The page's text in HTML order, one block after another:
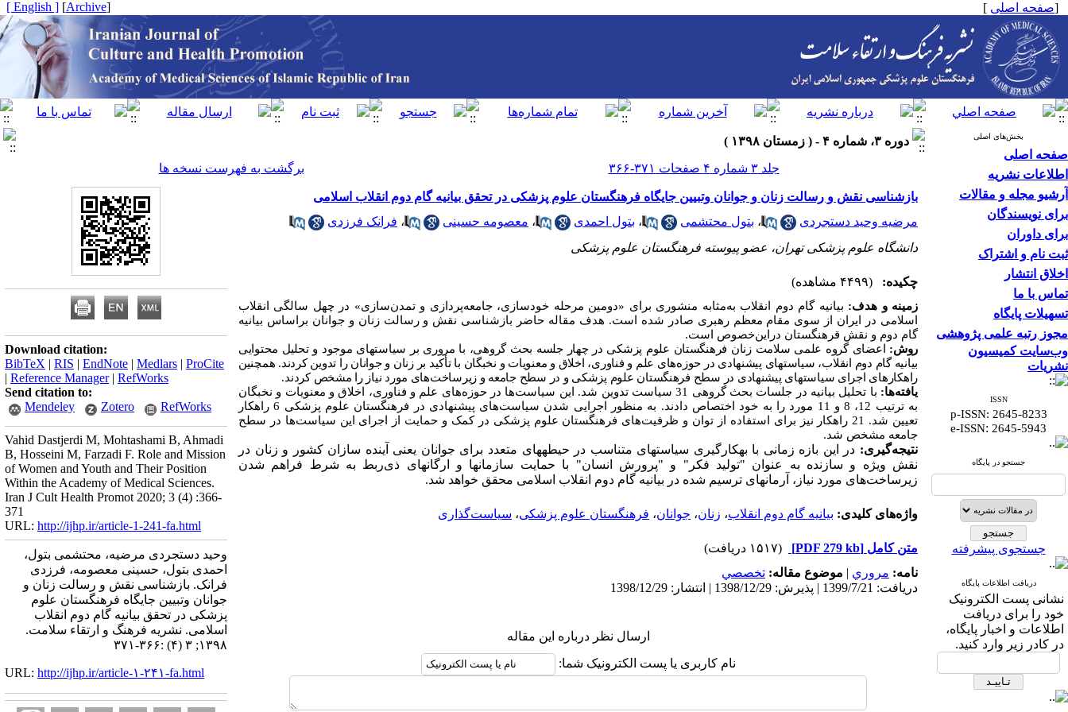
[صفحه اصلی ]
[
Archive
]
[ English ]
بخش‌های اصلی
صفحه اصلی
اطلاعات نشریه
آرشیو مجله و مقالات
برای نویسندگان
برای داوران
ثبت نام و اشتراک
اخلاق انتشار
تماس با ما
تسهیلات پایگاه
مجوز رتبه علمی پژوهشی
وب‌سایت کمیسیون
نشریات
ISSN
p-ISSN: 2645-8233
e-ISSN: 2645-5943
جستجو در پایگاه
جستجوی پیشرفته
دریافت اطلاعات پایگاه
نشانی پست الکترونیک
خود را برای دریافت
اطلاعات و اخبار پایگاه،
در کادر زیر وارد کنید.
دوره ۳، شماره ۴ - ( زمستان ۱۳۹۸ )
جلد ۳ شماره ۴ صفحات ۳۷۱-۳۶۶
برگشت به فهرست نسخه ها
بازشناسی نقش و رسالت زنان و جوانان وتبیین جایگاه فرهنگستان علوم پزشکی در تحقق بیانیه گام دوم انقلاب اسلامی
مرضیه وحید دستجردی
، بتول محتشمی ، بتول احمدی ، معصومه حسینی ، فرانک فرزدی
دانشگاه علوم پزشکی تهران، عضو پیوسته فرهنگستان علوم پزشکی
چکیده: (۴۴۹۹ مشاهده)
زمینه و هدف: بیانیه گام دوم انقلاب به‌مثابه منشوری برای «دومین مرحله خودسازی، جامعه‌پردازی و تمدن‌سازی» در چهل سالگی انقلاب
اسلامی در ایران از سوی مقام معظم رهبری صادر شده ‌است. هدف مقاله حاضر بازشناسی نقش و رسالت زنان و جوانان براساس بیانیه
گام دوم و نقش قرهنگستان دراین‌خصوص است.
روش:
اعضای گروه علمی سلامت زنان فرهنگستان علوم پزشکی در چهار جلسه بحث گروهی، با مروری بر سیاست­های موجود و تحلیل محتوایی
بیانیه گام دوم انقلاب، سیاست­های پیشنهادی در حوزه‌های علم و فناوری، اخلاق و معنویات و نخبگان با تأکید بر زنان و جوانان را تدوین کردند. همچنین
راهکارهای اجرای سیاست­های پیشنهادی در سطح فرهنگستان علوم پزشکی و در سطح جامعه و زیرساخت‌های مورد نیاز را مشخص کردند.
یافته‌ها:
با تحلیل بیانیه در جلسات بحث گروهی 31 سیاست تدوین شد. این سیاست‌ها در حوزه‌های علم و فناوری، اخلاق و معنویات و نخبگان
به ترتیب 12، 8 و 11 مورد را به خود اختصاص دادند. به منظور اجرایی شدن سیاست‌های پیشنهادی در فرهنگستان علوم پزشکی 6 راهکار
تعیین شد. 21 راهکار نیز برای استفاده از توان و ظرفیت‌های فرهنگستان علوم پزشکی در کمک و حمایت از اجرای این سیاست‌ها در سطح
جامعه مشخص شد.
نتیجه‌گیری: در این بازه زمانی با به­کارگیری سیاست­های متناسب در حیطه­های متعدد برای جوانان یعنی آینده سازان کشور و زنان در
نقش ویژه و سازنده به عنوان "تولید فکر" و "پرورش انسان" با حمایت سازمان­ها و ارگان­های ذی‌ربط به شرط فراهم شدن
زیرساخت‌های مورد نیاز، آرمان­های ترسیم شده در بیانیه گام دوم انقلاب اسلامی محقق خواهد شد.
واژه‌های کلیدی: بیانیه گام دوم انقلاب، زنان، جوانان، فرهنگستان علوم پزشکی، سیاست‌‌گذاری
متن کامل [PDF 279 kb]
(۱۵۱۷ دریافت)
نامه: مروري | موضوع مقاله: تخصصي
دریافت: 1399/7/21 | پذیرش: 1398/12/29 | انتشار: 1398/12/29
ارسال نظر درباره این مقاله
نام کاربری یا پست الکترونیک شما:
Download citation:
BibTeX | RIS | EndNote | Medlars | ProCite
| Reference Manager| RefWorks
Send citation to:
Mendeley
Zotero RefWorks
Vahid Dastjerdi M, Mohtashami B, Ahmadi
B, Hosseini M, Farzadi F. Role and Mission
of Women and Youth and Their Position
Within the Academy of Medical Sciences.
Iran J Cult Health Promot 2020; 3 (4) :366-
371
URL: http://ijhp.ir/article-1-241-fa.html
وحید دستجردی مرضیه، محتشمی بتول،
احمدی بتول، حسینی معصومه، فرزدی
فرانک. بازشناسی نقش و رسالت زنان و
جوانان وتبیین جایگاه فرهنگستان علوم
پزشکی در تحقق بیانیه گام دوم انقلاب
اسلامی. نشريه فرهنگ و ارتقاء سلامت.
۱۳۹۸; ۳ (۴) :۳۶۶-۳۷۱
URL: http://ijhp.ir/article-۱-۲۴۱-fa.html